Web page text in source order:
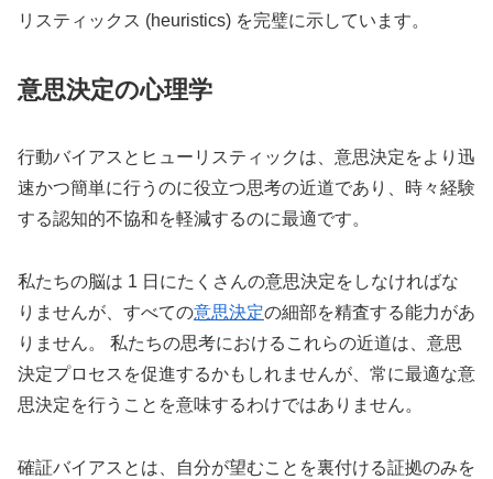
リスティックス (heuristics) を完璧に示しています。
意思決定の心理学
行動バイアスとヒューリスティックは、意思決定をより迅
速かつ簡単に行うのに役立つ思考の近道であり、時々経験
する認知的不協和を軽減するのに最適です。
私たちの脳は 1 日にたくさんの意思決定をしなければな
りませんが、すべての意思決定の細部を精査する能力があ
りません。 私たちの思考におけるこれらの近道は、意思
決定プロセスを促進するかもしれませんが、常に最適な意
思決定を行うことを意味するわけではありません。
確証バイアスとは、自分が望むことを裏付ける証拠のみを